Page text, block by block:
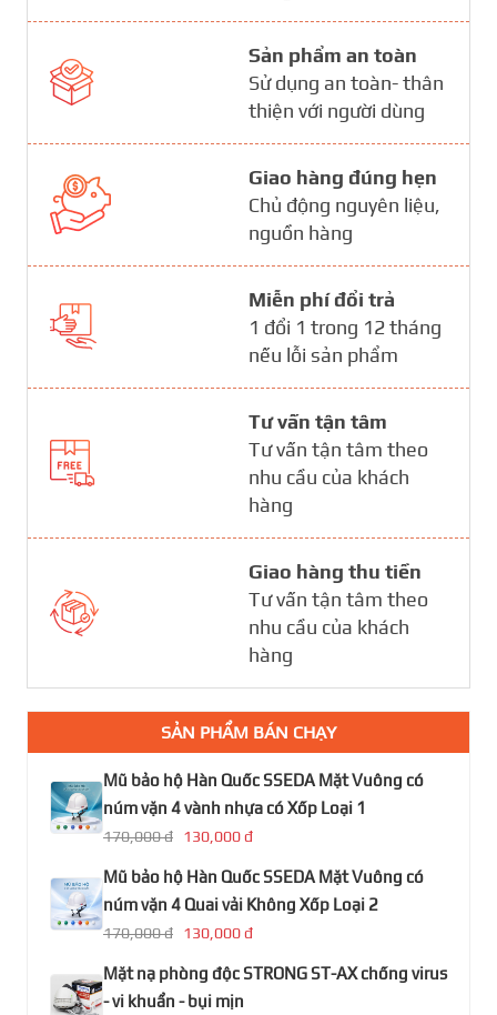
Sản phẩm an toàn
Sử dụng an toàn- thân
thiện với người dùng
Giao hàng đúng hẹn
Chủ động nguyên liệu,
nguồn hàng
Miễn phí đổi trả
1 đổi 1 trong 12 tháng
nếu lỗi sản phẩm
Tư vấn tận tâm
Tư vấn tận tâm theo
nhu cầu của khách
hàng
Giao hàng thu tiền
Tư vấn tận tâm theo
nhu cầu của khách
hàng
SẢN PHẨM BÁN CHẠY
Mũ bảo hộ Hàn Quốc SSEDA Mặt Vuông có
núm vặn 4 vành nhựa có Xốp Loại 1
170,000 đ 130,000 đ
Mũ bảo hộ Hàn Quốc SSEDA Mặt Vuông có
núm vặn 4 Quai vải Không Xốp Loại 2
170,000 đ 130,000 đ
Mặt nạ phòng độc STRONG ST-AX chống virus
- vi khuẩn - bụi mịn